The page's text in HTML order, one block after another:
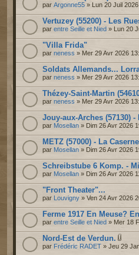
par Argonne55 » Lun 20 Juil
Vertuzey (55200) - Les
par entre Seille et Nied » Lun 20
"Villa Frida"
par neness » Mer 29 Avr 2026
Soldats Allemands...
par neness » Mer 29 Avr 2026
Thézey-Saint-Martin
par neness » Mer 29 Avr 2026
Jouy-aux-Arches (57130) -
par Mosellan » Dim 26 Avr 2026
METZ (57000) - La
par Mosellan » Dim 26 Avr 2026
Schreibstube 6 Komp. -
par Mosellan » Dim 26 Avr 2026
"Front Theater"...
par Louvigny » Ven 24 Avr 2026
Ferme 1917 En Meuse?
par entre Seille et Nied » Mer 18
Nord-Est de Verdun.
par Frédéric RADET » Jeu 29